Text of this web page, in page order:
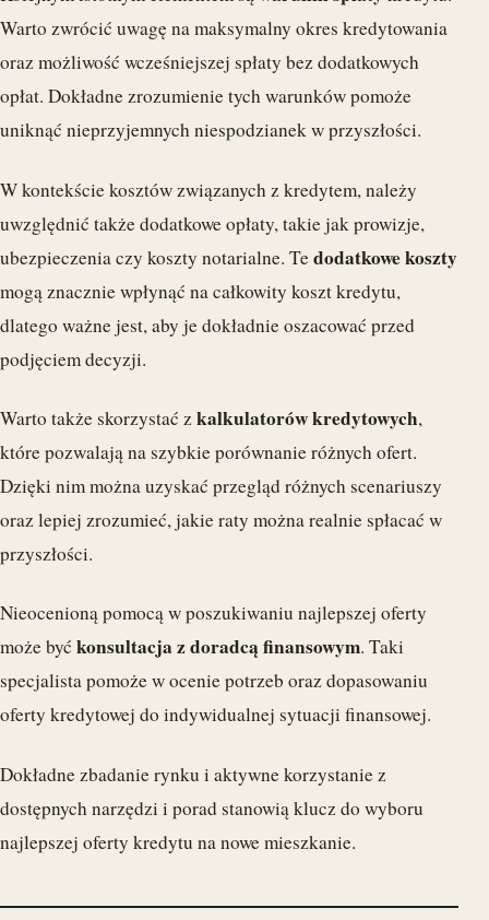
Warto zwrócić uwagę na maksymalny okres kredytowania
oraz możliwość wcześniejszej spłaty bez dodatkowych
opłat. Dokładne zrozumienie tych warunków pomoże
uniknąć nieprzyjemnych niespodzianek w przyszłości.
W kontekście kosztów związanych z kredytem, należy
uwzględnić także dodatkowe opłaty, takie jak prowizje,
ubezpieczenia czy koszty notarialne. Tedodatkowe koszty
mogą znacznie wpłynąć na całkowity koszt kredytu,
dlatego ważne jest, aby je dokładnie oszacować przed
podjęciem decyzji.
Warto także skorzystać zkalkulatorów kredytowych,
które pozwalają na szybkie porównanie różnych ofert.
Dzięki nim można uzyskać przegląd różnych scenariuszy
oraz lepiej zrozumieć, jakie raty można realnie spłacać w
przyszłości.
Nieocenioną pomocą w poszukiwaniu najlepszej oferty
może być konsultacja z doradcą finansowym. Taki
specjalista pomoże w ocenie potrzeb oraz dopasowaniu
oferty kredytowej do indywidualnej sytuacji finansowej.
Dokładne zbadanie rynku i aktywne korzystanie z
dostępnych narzędzi i porad stanowią klucz do wyboru
najlepszej oferty kredytu na nowe mieszkanie.